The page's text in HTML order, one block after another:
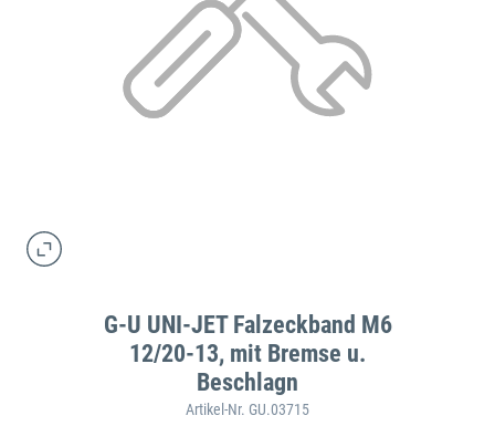
G-U UNI-JET Falzeckband M6
12/20-13, mit Bremse u.
Beschlagn
Artikel-Nr. GU.03715